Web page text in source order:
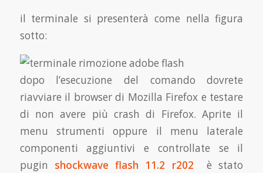
il terminale si presenterà come nella figura
sotto:
dopo l’esecuzione del comando dovrete
riavviare il browser di Mozilla Firefox e testare
di non avere più crash di Firefox. Aprite il
menu strumenti oppure il menu laterale
componenti aggiuntivi e controllate se il
pugin shockwave flash 11.2 r202è stato